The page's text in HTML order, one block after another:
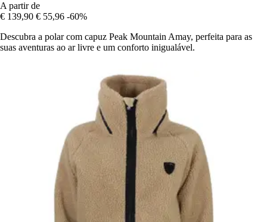
A partir de
€ 139,90 € 55,96 -60%
Descubra a polar com capuz Peak Mountain Amay, perfeita para as
suas aventuras ao ar livre e um conforto inigualável.